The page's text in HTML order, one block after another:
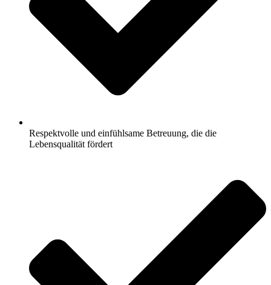
Respektvolle und einfühlsame Betreuung, die die
Lebensqualität fördert